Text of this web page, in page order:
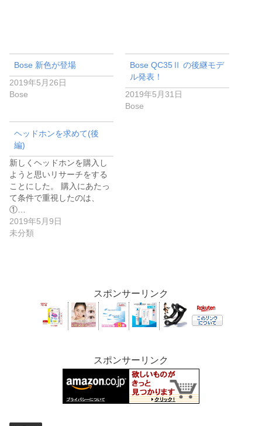
Bose 新色が登場
2019年5月26日
Bose
Bose QC35Ⅱ の後継モデ
ル発表！
2019年5月31日
Bose
ヘッドホンを求めて(後
編)
新しくヘッドホンを購入し
ようと思いリサーチをする
ことにした。 購入にあたっ
て条件で重視したのは、
①…
2019年5月9日
未分類
スポンサーリンク
スポンサーリンク